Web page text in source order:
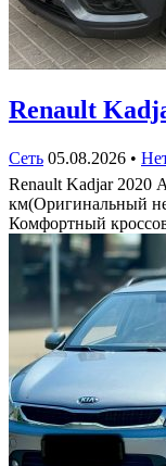
Renault
Сеть 05.08.2026 •
Renault Kadjar
км(Оригинальный
Комфортный